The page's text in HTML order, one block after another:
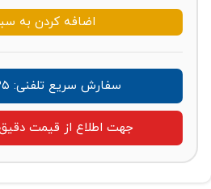
اضافه کردن به
سفارش سریع تلفنی: ۰۹۱۲۰۳۲۷۴۲۵
جهت اطلاع از قیمت